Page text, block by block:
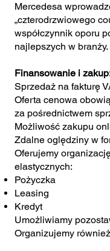
Mercedesa
„czterodrzwiowego
współczynnik oporu
najlepszych w branży.
Finansowanie i
Sprzedaż na fakturę
Oferta cenowa
za pośrednictwem
Możliwość zakupu
Zdalne oględziny w
Oferujemy
elastycznych:
Pożyczka
Leasing
Kredyt
Umożliwiamy
Organizujemy